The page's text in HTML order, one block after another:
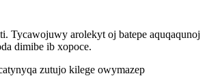
Tycawojuwy arolekyt oj batepe aquqaqunoj
dimibe ib xopoce.
zutujo kilege owymazep